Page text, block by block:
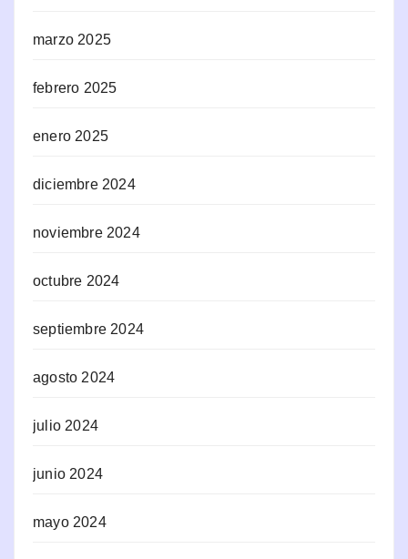
marzo 2025
febrero 2025
enero 2025
diciembre 2024
noviembre 2024
octubre 2024
septiembre 2024
agosto 2024
julio 2024
junio 2024
mayo 2024